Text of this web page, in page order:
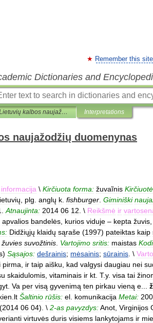
Remember this site
Dictionaries and
Lietuvių kalbos naujažodžių duomenynas Interpretations
naujažodžių duomenynas
informacija \ Kirčiuota forma: žuvaĩnis
plg anglų k fishburger Giminiški
Atnaujinta: 2014 06 12 . \ Reikšmė ir
apvalios bandelės kurios viduje – kepta žuvis
Didžiųjų klaidų sąraše (1997) pateiktas kaip
žuvies suvožtinis Vartojimo sritis: maistas
) Sąsajos: dešrainis; mėsainis; sūrainis . \
pirma ir taip aišku kad valgysi daugiau nei
skaidulomis vitaminais ir kt T.y. visa tai
Va per visą gyvenimą ten pirkau vieną e
lt Šaltinio rūšis: el komunikacija Metai:
(2014 06 04). \ 2-as pavyzdys:Anot Virginijos
virtuvės duris visiems lankytojams ir